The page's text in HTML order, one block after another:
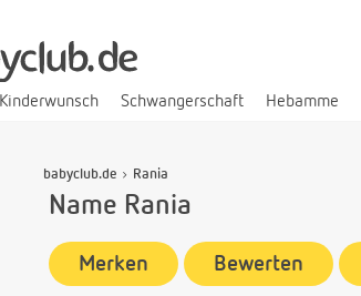
Kinderwunsch Schwangerschaft Hebamme
babyclub.de Rania
Name Rania
Merken Bewerten